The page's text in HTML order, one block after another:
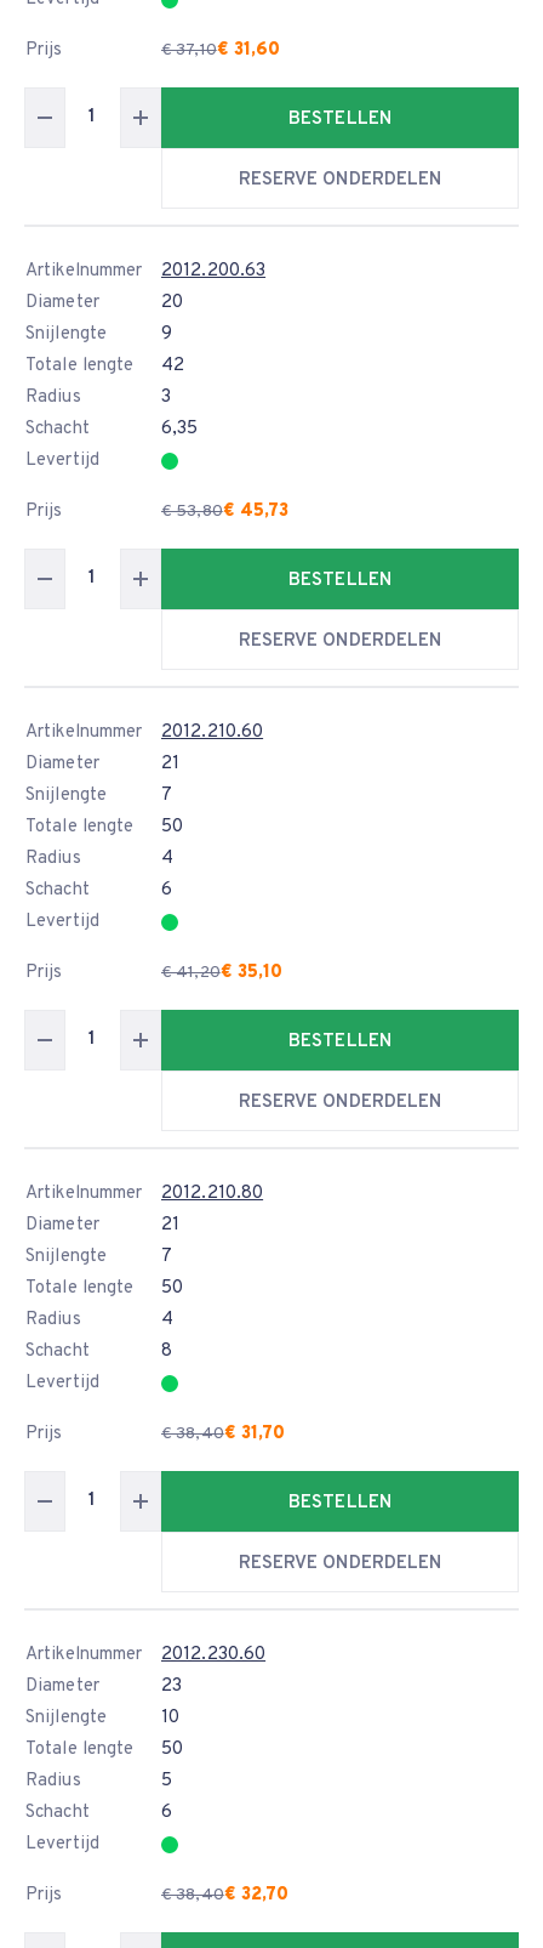
Prijs € 37,10€ 31,60
BESTELLEN
RESERVE ONDERDELEN
Artikelnummer
2012.200.63
Diameter
20
Snijlengte
9
Totale lengte
42
Radius
3
Schacht
6,35
Levertijd
Prijs € 53,80€ 45,73
BESTELLEN
RESERVE ONDERDELEN
Artikelnummer
2012.210.60
Diameter
21
Snijlengte
7
Totale lengte
50
Radius
4
Schacht
6
Levertijd
Prijs € 41,20€ 35,10
BESTELLEN
RESERVE ONDERDELEN
Artikelnummer
2012.210.80
Diameter
21
Snijlengte
7
Totale lengte
50
Radius
4
Schacht
8
Levertijd
Prijs € 38,40€ 31,70
BESTELLEN
RESERVE ONDERDELEN
Artikelnummer
2012.230.60
Diameter
23
Snijlengte
10
Totale lengte
50
Radius
5
Schacht
6
Levertijd
Prijs € 38,40€ 32,70